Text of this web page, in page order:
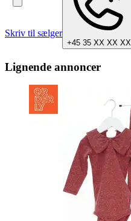
Skriv til sælger
+45 35 XX XX XX
Lignende annoncer